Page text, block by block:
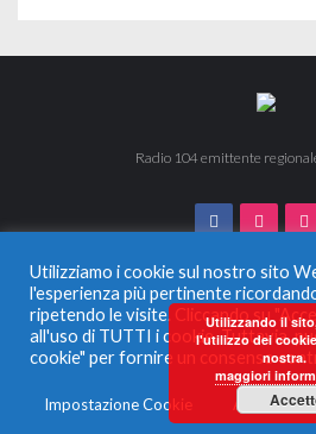
Radio 104 emittente
© 2024 Radio 104. Tutti i diritti
anche
Radio Monferrato Srl - P.IVA
ricevuto aiuti di Stato e aiuti de
pubblicazione nel Registro nazionale
all’articolo 52 L.234/2012 che qui si
Utilizziamo i cookie sul nostro sito
l'esperienza più pertinente
ripetendo le visite. Cliccando su
all'uso di TUTTI i cookie. Tuttavia,
cookie" per fornire un consenso
Impostazione Cookie Accetta
Utilizzando il
l'utilizzo dei
nostra.
maggiori